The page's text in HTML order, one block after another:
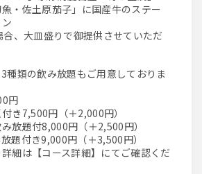
・佐土原茄子」に国産牛のステー
、大皿盛りで御提供させていただ
円
き7,500円（＋2,000円）
放題付8,000円（＋2,500円）
題付き9,000円（＋3,500円）
細は【コース詳細】にてご確認くだ